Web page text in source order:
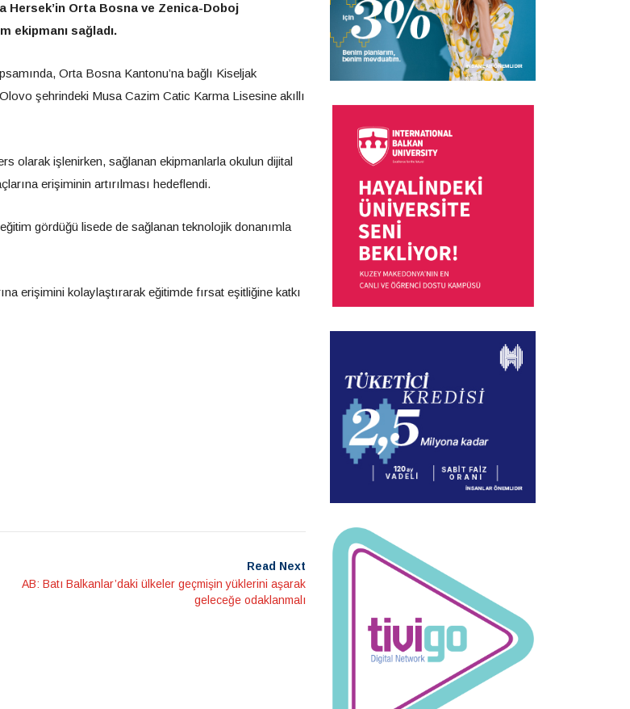
Hersek’in Orta Bosna ve Zenica-Doboj
ekipmanı sağladı.
Orta Bosna Kantonu’na bağlı Kiseljak
şehrindeki Musa Cazim Catic Karma Lisesine akıllı
olarak işlenirken, sağlanan ekipmanlarla okulun dijital
erişiminin artırılması hedeflendi.
gördüğü lisede de sağlanan teknolojik donanımla
erişimini kolaylaştırarak eğitimde fırsat eşitliğine katkı
Read Next
AB: Batı Balkanlar’daki ülkeler geçmişin yüklerini aşarak
geleceğe odaklanmalı